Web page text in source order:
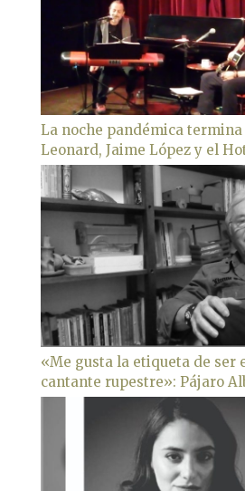
La noche pandémica termina
Leonard, Jaime López y el
«Me gusta la etiqueta de ser
cantante rupestre»: Pájaro